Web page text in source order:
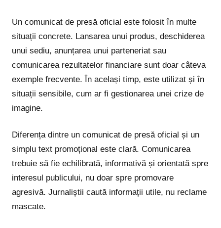
Un comunicat de presă oficial este folosit în multe
situații concrete. Lansarea unui produs, deschiderea
unui sediu, anunțarea unui parteneriat sau
comunicarea rezultatelor financiare sunt doar câteva
exemple frecvente. În același timp, este utilizat și în
situații sensibile, cum ar fi gestionarea unei crize de
imagine.
Diferența dintre un comunicat de presă oficial și un
simplu text promoțional este clară. Comunicarea
trebuie să fie echilibrată, informativă și orientată spre
interesul publicului, nu doar spre promovare
agresivă. Jurnaliștii caută informații utile, nu reclame
mascate.